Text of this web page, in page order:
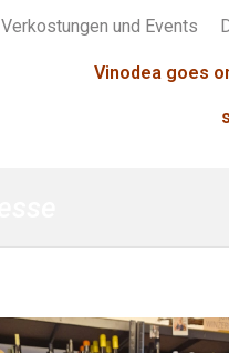
Verkostungen und Events
Vinodea goes